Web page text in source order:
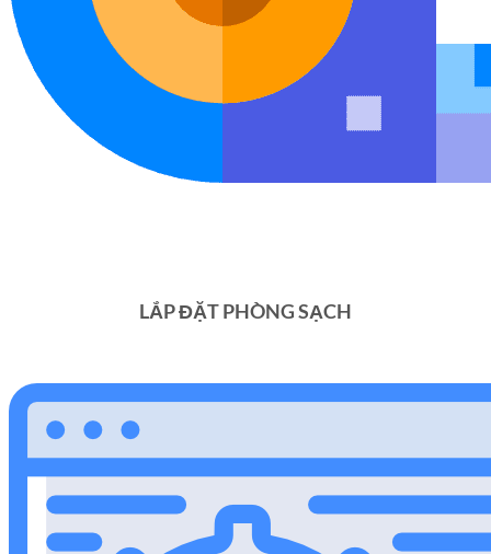
LẮP ĐẶT PHÒNG SẠCH